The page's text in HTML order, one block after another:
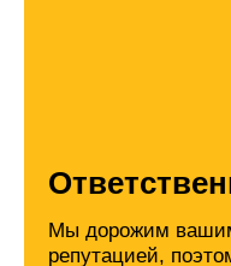
Мы дорожим
репутацией,